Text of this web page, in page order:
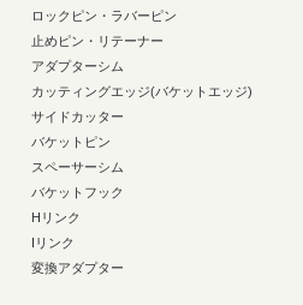
ロックピン・ラバーピン
止めピン・リテーナー
アダプターシム
カッティングエッジ(バケットエッジ)
サイドカッター
バケットピン
スペーサーシム
バケットフック
Hリンク
Iリンク
変換アダプター